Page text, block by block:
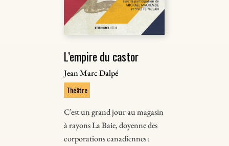
L’empire du castor
Jean Marc Dalpé
Théâtre
C’est un grand jour au magasin
à rayons La Baie, doyenne des
corporations canadiennes :